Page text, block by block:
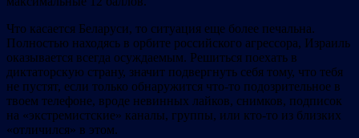
Что касается Беларуси, то ситуация еще более печальна.
Полностью находясь в орбите российского агрессора, Израиль
оказывается всегда осуждаемым. Решиться поехать в
диктаторскую страну, значит подвергнуть себя тому, что тебя
не пустят, если только обнаружится что-то подозрительное в
твоем телефоне, вроде невинных лайков, снимков, подписок
на «экстремистские» каналы, группы, или кто-то из близких
«отличился» в этом.